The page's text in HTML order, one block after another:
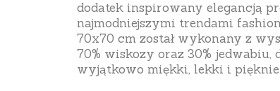
dodatek inspirowany elegancją
najmodniejszymi trendami
70x70 cm został wykonany z
70% wiskozy oraz 30% jedwabiu,
wyjątkowo miękki, lekki i pięknie